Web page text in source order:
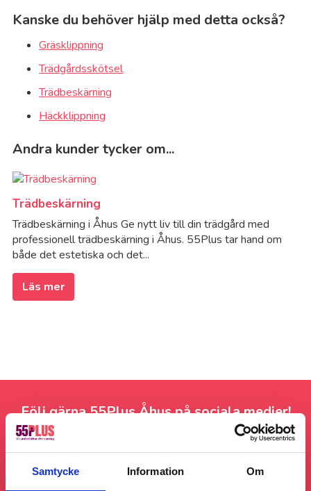
Samtycke Information Om
Kanske du behöver hjälp med detta också?
Gräsklippning
Trädgårdsskötsel
Trädbeskärning
Häckklippning
Andra kunder tycker om...
Trädbeskärning
Trädbeskärning i Åhus Ge nytt liv till din trädgård med
professionell trädbeskärning i Åhus. 55Plus tar hand om
både det estetiska och det...
Läs mer
Följ gärna 55Plus Åhus på sociala medier!